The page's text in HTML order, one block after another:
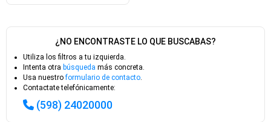
¿NO ENCONTRASTE LO QUE BUSCABAS?
Utiliza los filtros a tu izquierda.
Intenta otra búsqueda más concreta.
Usa nuestroformulario de contacto.
Contactate telefónicamente:
(598) 24020000